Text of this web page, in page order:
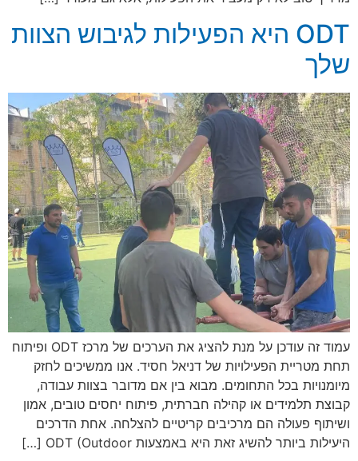
ODT היא הפעילות לגיבוש הצוות
שלך
עמוד זה עודכן על מנת להציג את הערכים של מרכז ODT ופיתוח
תחת מטריית הפעילויות של דניאל חסיד. אנו ממשיכים לחזק
מיומנויות בכל התחומים. מבוא בין אם מדובר בצוות עבודה,
קבוצת תלמידים או קהילה חברתית, פיתוח יחסים טובים, אמון
ושיתוף פעולה הם מרכיבים קריטיים להצלחה. אחת הדרכים
היעילות ביותר להשיג זאת היא באמצעות ODT (Outdoor […]